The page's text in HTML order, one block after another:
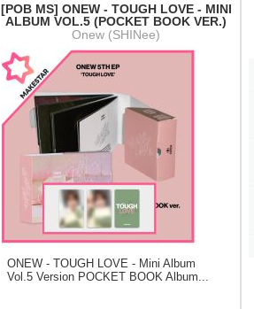
[POB MS] ONEW - TOUGH LOVE - MINI
ALBUM VOL.5 (POCKET BOOK VER.)
Onew (SHINee)
ONEW - TOUGH LOVE - Mini Album
Vol.5 Version POCKET BOOK Album...